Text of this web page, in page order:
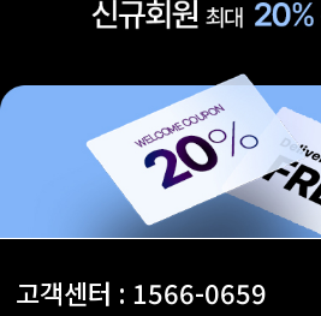
고객센터 : 1566-0659